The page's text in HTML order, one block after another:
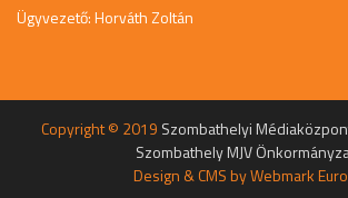
Ügyvezető: Horváth Zoltán
Copyright © 2019 Szombathelyi
Szombathely MJV
Design & CMS byWebmark